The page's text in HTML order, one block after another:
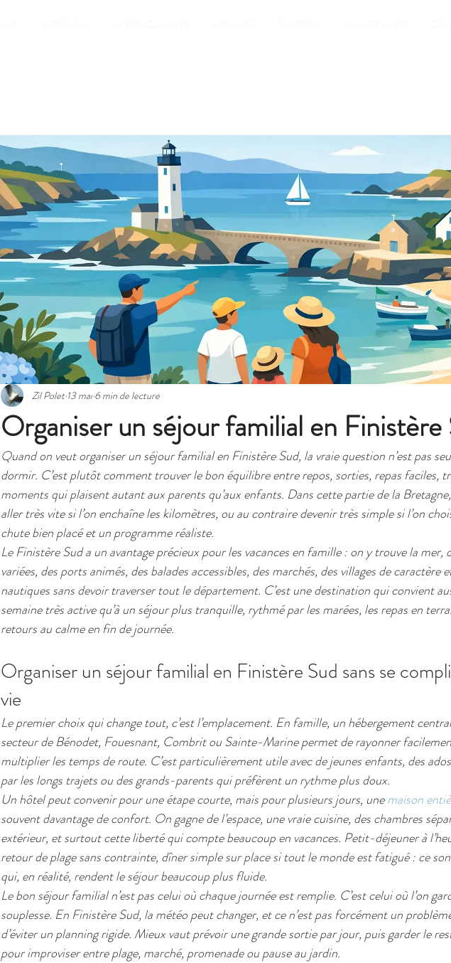
Organiser un séjour familial en Finistère
Zil Polet 13 mai 6 min de lecture
Quand on veut organiser un séjour familial en Finistère Sud, la vraie question n’est pas
dormir. C’est plutôt comment trouver le bon équilibre entre repos, sorties, repas faciles,
moments qui plaisent autant aux parents qu’aux enfants. Dans cette partie de la
aller très vite si l’on enchaîne les kilomètres, ou au contraire devenir très simple si l’on
chute bien placé et un programme réaliste.
Le Finistère Sud a un avantage précieux pour les vacances en famille : on y trouve la mer,
variées, des ports animés, des balades accessibles, des marchés, des villages de caractère
nautiques sans devoir traverser tout le département. C’est une destination qui convient
semaine très active qu’à un séjour plus tranquille, rythmé par les marées, les repas en
retours au calme en fin de journée.
Organiser un séjour familial en Finistère Sud sans se
vie
Le premier choix qui change tout, c’est l’emplacement. En famille, un hébergement
secteur de Bénodet, Fouesnant, Combrit ou Sainte-Marine permet de rayonner
multiplier les temps de route. C’est particulièrement utile avec de jeunes enfants, des
par les longs trajets ou des grands-parents qui préfèrent un rythme plus doux.
Un hôtel peut convenir pour une étape courte, mais pour plusieurs jours, une maison
souvent davantage de confort. On gagne de l’espace, une vraie cuisine, des chambres
extérieur, et surtout cette liberté qui compte beaucoup en vacances. Petit-déjeuner à
retour de plage sans contrainte, dîner simple sur place si tout le monde est fatigué : ce
qui, en réalité, rendent le séjour beaucoup plus fluide.
Le bon séjour familial n’est pas celui où chaque journée est remplie. C’est celui où l’on
souplesse. En Finistère Sud, la météo peut changer, et ce n’est pas forcément un
d’éviter un planning rigide. Mieux vaut prévoir une grande sortie par jour, puis garder le
pour improviser entre plage, marché, promenade ou pause au jardin.